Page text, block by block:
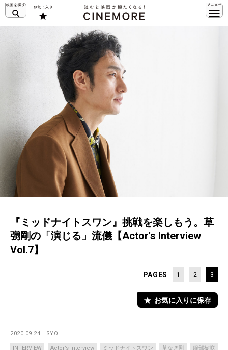
『ミッドナイトスワン』挑戦を楽しもう。草
彅剛の「演じる」流儀【Actor's Interview
Vol.7】
PAGES 1 2 3
お気に入りに保存
2020.09.24 SYO
INTERVIEW Actor’s Interview ミッドナイトスワン 草なぎ剛
服部樹咲